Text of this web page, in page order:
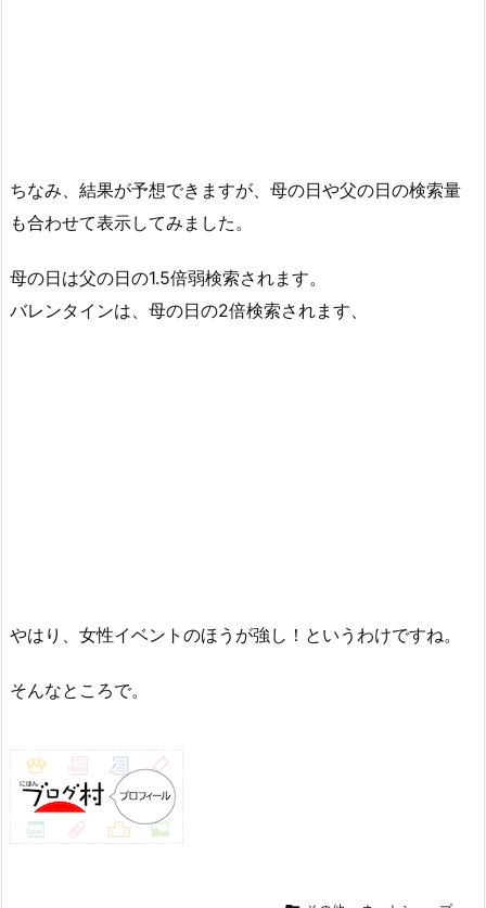
ちなみ、結果が予想できますが、母の日や父の日の検索量
も合わせて表示してみました。
母の日は父の日の1.5倍弱検索されます。
バレンタインは、母の日の2倍検索されます、
やはり、女性イベントのほうが強し！というわけですね。
そんなところで。